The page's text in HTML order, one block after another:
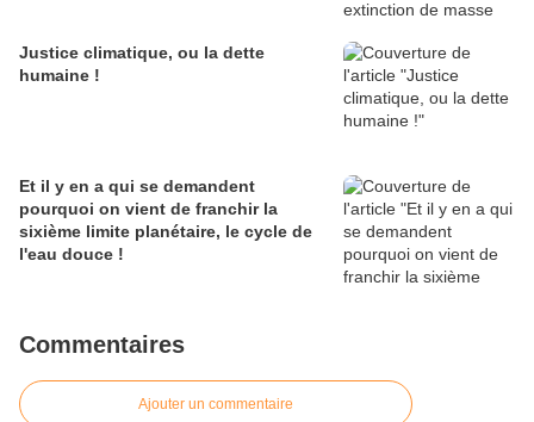
Justice climatique, ou la dette
humaine !
Et il y en a qui se demandent
pourquoi on vient de franchir la
sixième limite planétaire, le cycle de
l'eau douce !
Commentaires
Ajouter un commentaire